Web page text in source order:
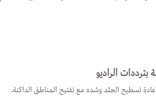
تسطيح الجلد وشده مع تفتيح المناطق الداكنة.